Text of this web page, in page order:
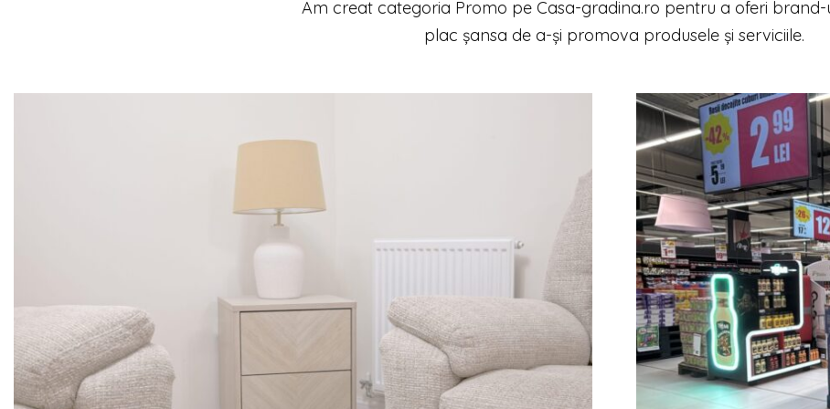
Am creat categoria Promo pe Casa-gradina.ro pentru a oferi
plac șansa de a-și promova produsele și serviciile.